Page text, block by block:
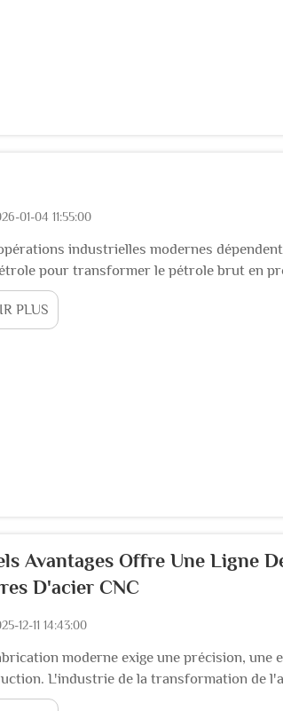
01-04 11:55:00
industrielles modernes
pour transformer le pétrole brut en
L'évolution de la technologie de
les matières premières...
PLUS
Avantages Offre Une Ligne
D'acier CNC
12-11 14:43:00
moderne exige une précision,
L'industrie de la transformation de
avancées d'automatisation, avec